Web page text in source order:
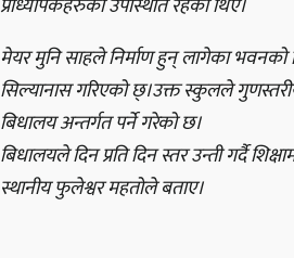
प्राध्यापकहरुको उपस्थिति रहेका थिए।
मेयर मुनि साहले निर्माण हुन् लागेका भवनको
सिल्यानास गरिएको छ्।उक्त स्कुलले गुणस्तरीय
बिधालय अन्तर्गत पर्ने गरेको छ।
बिधालयले दिन प्रति दिन स्तर उन्ती गर्दै
स्थानीय फुलेश्वर महतोले बताए।